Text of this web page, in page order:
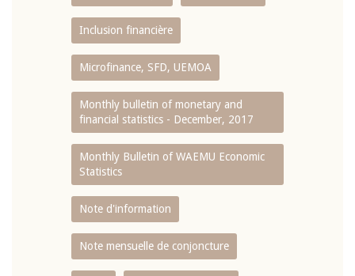
Inclusion financière
Microfinance, SFD, UEMOA
Monthly bulletin of monetary and
financial statistics - December, 2017
Monthly Bulletin of WAEMU Economic
Statistics
Note d'information
Note mensuelle de conjoncture